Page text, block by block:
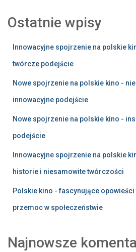
Ostatnie wpisy
Innowacyjne spojrzenie na polskie
twórcze podejście
Nowe spojrzenie na polskie kino -
innowacyjne podejście
Nowe spojrzenie na polskie kino -
podejście
Innowacyjne spojrzenie na polskie
historie i niesamowite twórczości
Polskie kino - fascynujące
przemoc w społeczeństwie
Najnowsze